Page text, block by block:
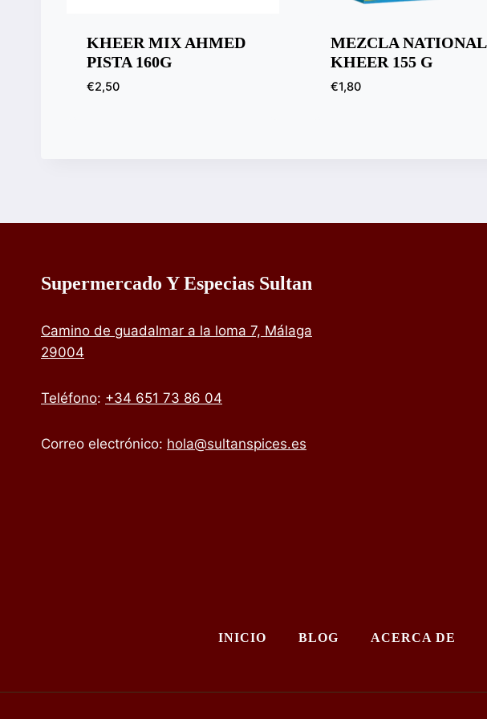
KHEER MIX AHMED
PISTA 160G
€2,50
MEZCLA NATIONAL
KHEER 155 G
€1,80
Supermercado Y Especias Sultan
Camino de guadalmar a la loma 7, Málaga
29004
Teléfono: +34 651 73 86 04
Correo electrónico: hola@sultanspices.es
INICIO BLOG ACERCA DE